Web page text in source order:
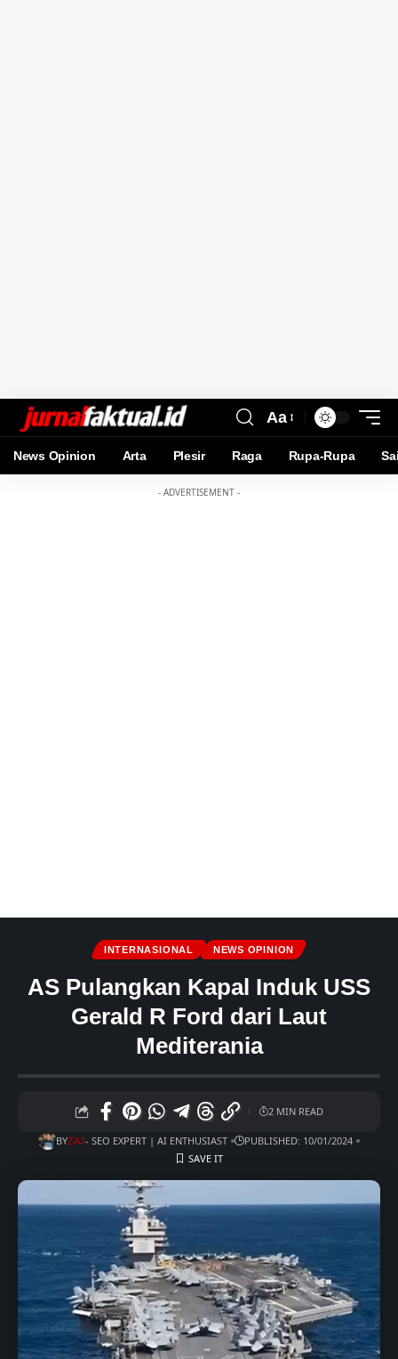
Aa
News Opinion Arta Plesir Raga Rupa-Rupa
- ADVERTISEMENT -
INTERNASIONAL NEWS OPINION
AS Pulangkan Kapal Induk USS
Gerald R Ford dari Laut
Mediterania
BYZAJ- SEO EXPERT | AI ENTHUSIAST PUBLISHED: 10/01/2024
2 MIN READ